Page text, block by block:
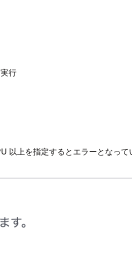
行
以上を指定するとエラーとなっ